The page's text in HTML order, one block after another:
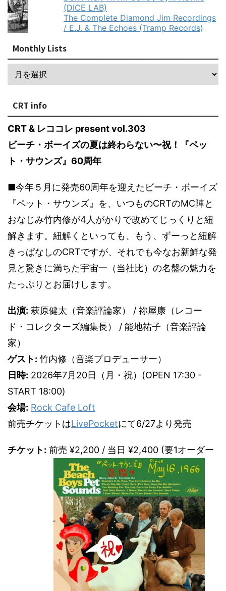
(DICE LAB)
The Complete Diamond Jim Recordings
/ E.J. & The Echoes (Tramp Records)
Monthly Lists
CRT info
CRT & レココレ present vol.303
ビーチ・ボーイズの夏は終わらない〜祝！『ペッ
ト・サウンズ』60周年
■今年５月に発売60周年を迎えたビーチ・ボーイズ
『ペット・サウンズ』を、いつものCRTのMC陣と
おなじみ竹内修が4人がかりで改めてじっくりと紐
解きます。紐解くといっても、もう、ずーっと紐解
きっぱなしのCRTですが、それでも今なお新鮮な発
見と驚きに満ちた宇宙一（当社比）の名盤の魅力を
たっぷりとお届けします。
出演: 萩原健太（音楽評論家） / 祢屋康（レコー
ド・コレクターズ編集長） / 能地祐子（音楽評論
家）
ゲスト: 竹内修（音楽プロデューサー）
日時: 2026年7月20日（月・祝）(OPEN 17:30 -
START 18:00)
会場: Rock Cafe Loft
前売チケットはLivePocketにて6/27より発売
チケット: 前売 ¥2,200 / 当日 ¥2,400 (要1オーダー